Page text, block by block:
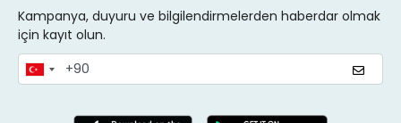
Kampanya, duyuru ve bilgilendirmelerden haberdar olmak
için kayıt olun.